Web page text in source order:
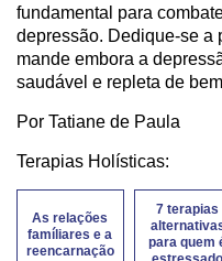
fundamental para
depressão. Dedique-se a
mande embora a
saudável e repleta de
Por Tatiane de Paula
Terapias Holísticas:
As relações
famíliares e a
reencarnação
7 terapias
para quem